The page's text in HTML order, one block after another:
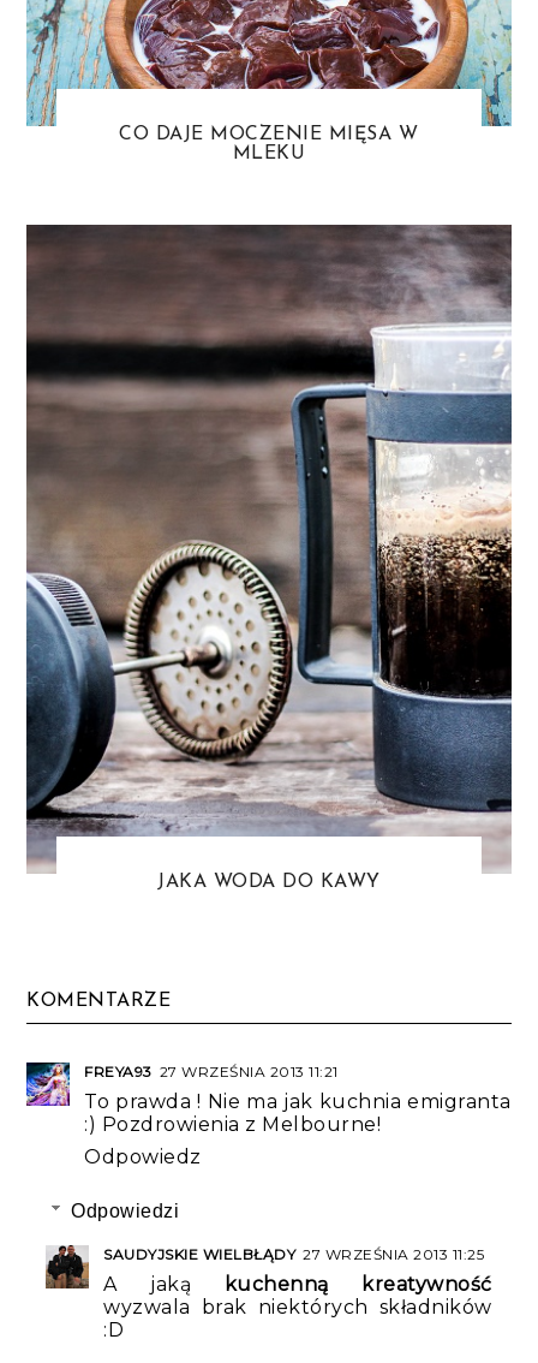
CO DAJE MOCZENIE MIĘSA W
MLEKU
JAKA WODA DO KAWY
KOMENTARZE
FREYA93 27 WRZEŚNIA 2013 11:21
To prawda ! Nie ma jak kuchnia emigranta
:) Pozdrowienia z Melbourne!
Odpowiedz
Odpowiedzi
SAUDYJSKIE WIELBŁĄDY 27 WRZEŚNIA 2013 11:25
A jaką
kuchenną kreatywność
wyzwala brak niektórych składników
:D